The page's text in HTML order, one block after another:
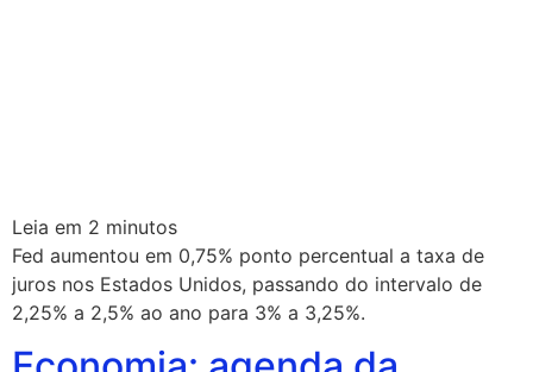
Leia em 2 minutos
Fed aumentou em 0,75% ponto percentual a taxa de
juros nos Estados Unidos, passando do intervalo de
2,25% a 2,5% ao ano para 3% a 3,25%.